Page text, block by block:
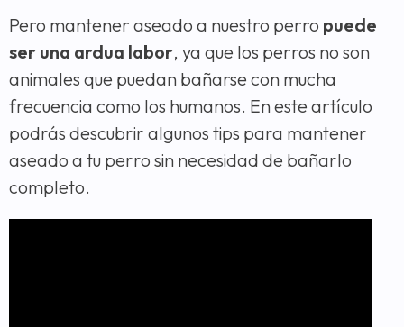
Pero mantener aseado a nuestro perro puede
ser una ardua labor, ya que los perros no son
animales que puedan bañarse con mucha
frecuencia como los humanos. En este artículo
podrás descubrir algunos tips para mantener
aseado a tu perro sin necesidad de bañarlo
completo.